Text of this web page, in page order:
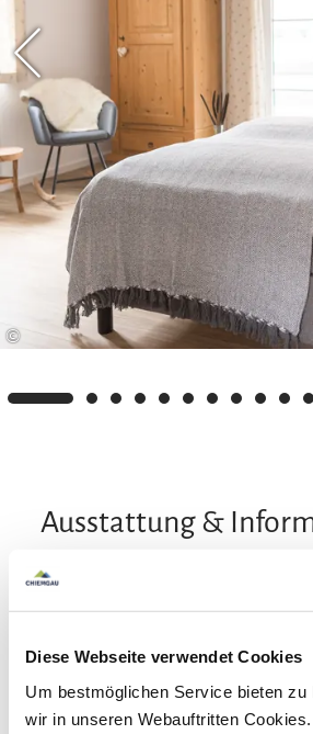
Diese Webseite verwendet Cookies
Um bestmöglichen Service bieten zu
wir in unseren Webauftritten
können. Sie haben u.a. Zugang
Skiliften und Erlebnisbädern
verschiedenen Museen und
Wanderungen. Auch ein
und die Nutzung öffentlicher
der regionalen Busse und der
Regiobahn zwischen Ruhpolding
stehen Ihnen zur Verfügung. So
Region in vollen Zügen erleben
gleichzeitig von vielen
überraschen lassen. Auf
©
Ausstattung &
Anreise: 16:00 - 18:00 Abreise:
Services